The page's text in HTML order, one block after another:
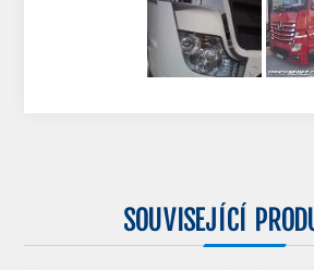
SOUVISEJÍCÍ